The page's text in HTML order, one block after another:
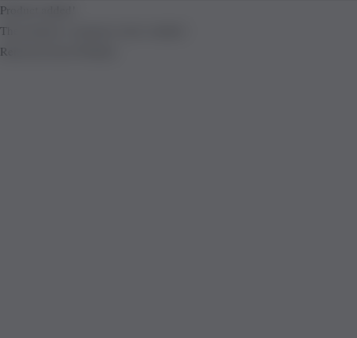
Product added!
The product is already in the wishlist!
Removed from Wishlist